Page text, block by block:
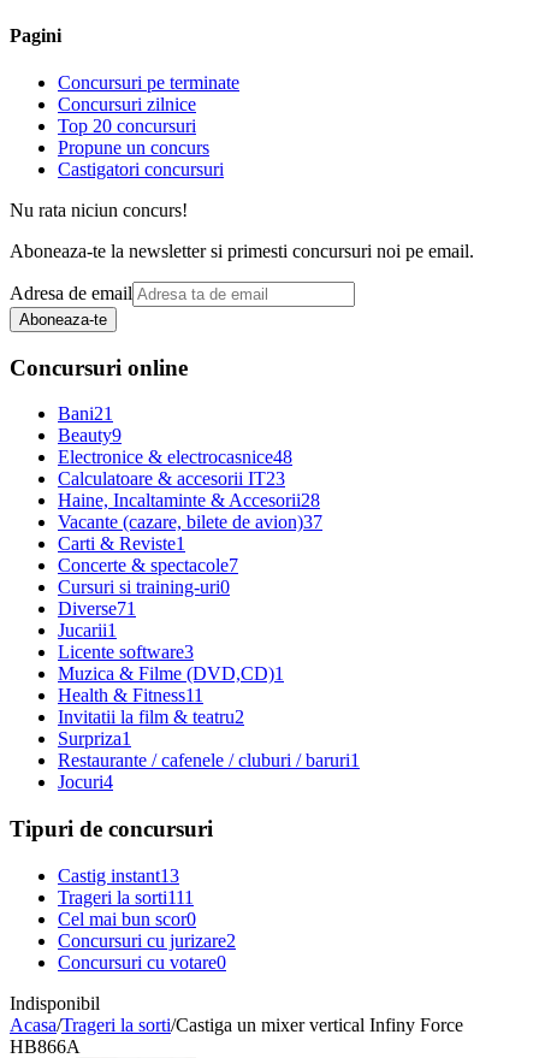
Pagini
Concursuri pe terminate
Concursuri zilnice
Top 20 concursuri
Propune un concurs
Castigatori concursuri
Nu rata niciun concurs!
Aboneaza-te la newsletter si primesti concursuri noi pe email.
Adresa de email
Aboneaza-te
Concursuri online
Bani21
Beauty9
Electronice & electrocasnice48
Calculatoare & accesorii IT23
Haine, Incaltaminte & Accesorii28
Vacante (cazare, bilete de avion)37
Carti & Reviste1
Concerte & spectacole7
Cursuri si training-uri0
Diverse71
Jucarii1
Licente software3
Muzica & Filme (DVD,CD)1
Health & Fitness11
Invitatii la film & teatru2
Surpriza1
Restaurante / cafenele / cluburi / baruri1
Jocuri4
Tipuri de concursuri
Castig instant13
Trageri la sorti111
Cel mai bun scor0
Concursuri cu jurizare2
Concursuri cu votare0
Indisponibil
Acasa/Trageri la sorti/Castiga un mixer vertical Infiny Force
HB866A